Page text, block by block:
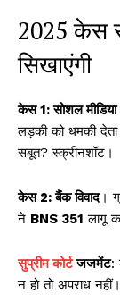
2025 केस
सिखाएंगी
केस 1: सोशल
लड़की को धमकी देता
सबूत? स्क्रीनशॉट।
केस 2: बैंक विवाद।
ने BNS 351 लागू
सुप्रीम कोर्टजजमेंट:
न हो तो अपराध